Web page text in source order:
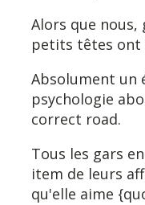
Alors que
petits têtes ont
Absolument un
psychologie
correct road.
Tous les gars
item de leurs
qu'elle aime